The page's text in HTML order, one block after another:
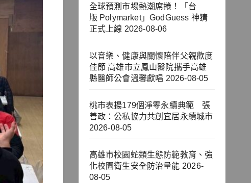
全球預測市場熱潮席捲！「台
版 Polymarket」GodGuess 神猜
正式上線 2026-08-06
以音樂、健康與關懷陪伴父親歡度
佳節 高雄市立鳳山醫院攜手高雄
縣醫師公會溫馨獻唱 2026-08-05
桃市表揚179個淨零永續典範 張
善政：公私協力共創宜居永續城市
2026-08-05
高雄市校園蛇類生態防範教育、強
化校園衛生安全防治量能 2026-
08-05